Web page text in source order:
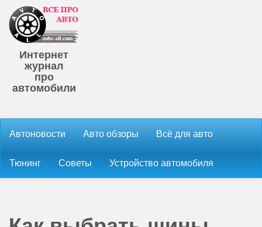
Интернет
журнал
про
автомобили
Автоновости Авто обзоры Всё для авто
Тюнинг Советы Устройство автомобиля